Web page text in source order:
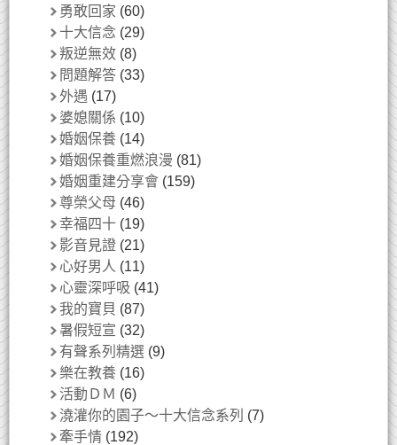
勇敢回家 (60)
十大信念 (29)
叛逆無效 (8)
問題解答 (33)
外遇 (17)
婆媳關係 (10)
婚姻保養 (14)
婚姻保養重燃浪漫 (81)
婚姻重建分享會 (159)
尊榮父母 (46)
幸福四十 (19)
影音見證 (21)
心好男人 (11)
心靈深呼吸 (41)
我的寶貝 (87)
暑假短宣 (32)
有聲系列精選 (9)
樂在教養 (16)
活動ＤＭ (6)
澆灌你的園子～十大信念系列 (7)
牽手情 (192)